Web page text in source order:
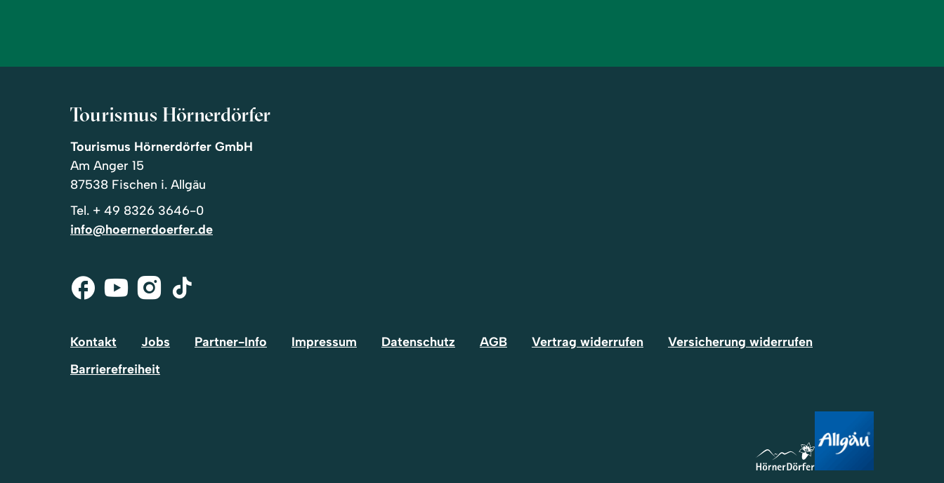
Tourismus Hörnerdörfer
Tourismus Hörnerdörfer GmbH
Am Anger 15
87538 Fischen i. Allgäu
Tel. + 49 8326 3646-0
info@hoernerdoerfer.de
Facebook
Youtube
Instagram
Tik-
Kontakt Jobs Partner-Info Impressum Datenschutz AGB Vertrag widerrufen
Versicherung widerrufen
Barrierefreiheit